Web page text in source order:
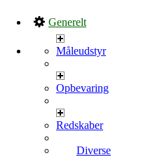
Generelt
Måleudstyr
Opbevaring
Redskaber
Diverse